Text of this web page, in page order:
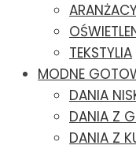
TEKSTYLIA
MODNE
DANIA
DANIA Z
DANIA Z